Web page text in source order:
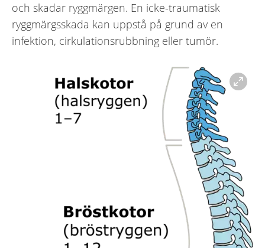
och skadar ryggmärgen. En icke-traumatisk
ryggmärgsskada kan uppstå på grund av en
infektion, cirkulationsrubbning eller tumör.